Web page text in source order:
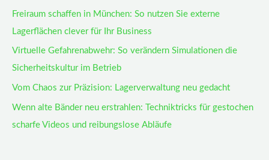
Freiraum schaffen in München: So nutzen Sie externe
Lagerflächen clever für Ihr Business
Virtuelle Gefahrenabwehr: So verändern Simulationen die
Sicherheitskultur im Betrieb
Vom Chaos zur Präzision: Lagerverwaltung neu gedacht
Wenn alte Bänder neu erstrahlen: Techniktricks für gestochen
scharfe Videos und reibungslose Abläufe